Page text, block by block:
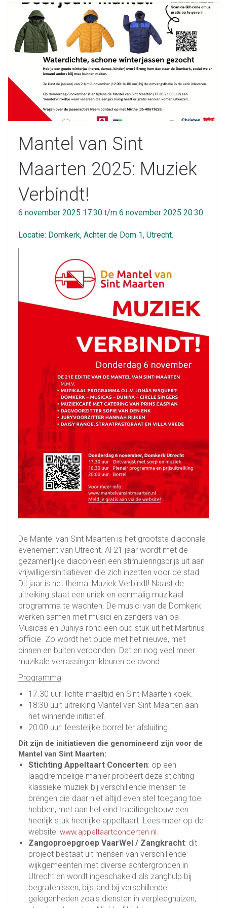
Mantel van Sint
Maarten 2025: Muziek
Verbindt!
6 november 2025 17:30 t/m 6 november 2025 20:30
Locatie: Domkerk, Achter de Dom 1, Utrecht.
De Mantel van Sint Maarten is het grootste diaconale
evenement van Utrecht. Al 21 jaar wordt met de
gezamenlijke diaconieën een stimuleringsprijs uit aan
vrijwilligersinitiatieven die zich inzetten voor de stad.
Dit jaar is het thema: Muziek Verbindt! Naast de
uitreiking staat een uniek en eenmalig muzikaal
programma te wachten. De musici van de Domkerk
werken samen met musici en zangers van oa
Musicas en Duniya rond een oud stuk uit het Martinus
officie. Zo wordt het oude met het nieuwe, met
binnen en buiten verbonden. Dat en nog veel meer
muzikale verrassingen kleuren de avond.
Programma:
17.30 uur: lichte maaltijd en Sint-Maarten koek.
18:30 uur: uitreiking Mantel van Sint-Maarten aan
het winnende initiatief.
20:00 uur: feestelijke borrel ter afsluiting.
Dit zijn de initiatieven die genomineerd zijn voor de
Mantel van Sint Maarten:
Stichting Appeltaart Concerten: op een
laagdrempelige manier probeert deze stichting
klassieke muziek bij verschillende mensen te
brengen die daar niet altijd even stel toegang toe
hebben, met aan het eind traditiegetrouw een
heerlijk stuk heerlijke appeltaart. Lees meer op de
website: www.appeltaartconcerten.nl.
Zangoproepgroep VaarWel / Zangkracht: dit
project bestaat uit mensen van verschillende
wijkgemeenten met diverse achtergronden in
Utrecht en wordt ingeschakeld als zanghulp bij
begrafenissen, bijstand bij verschillende
gelegenheden zoals diensten in verpleeghuizen,